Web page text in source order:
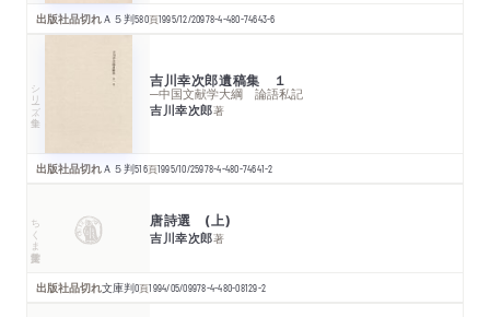
出版社品切れＡ５判580頁1995/12/20978-4-480-74643-6
シリーズ・全集 吉川幸次郎遺稿集 １
─中国文献学大綱 論語私記
吉川幸次郎著
出版社品切れＡ５判516頁1995/10/25978-4-480-74641-2
ちくま学芸文庫 唐詩選 (上)
吉川幸次郎著
出版社品切れ文庫判0頁1994/05/09978-4-480-08129-2